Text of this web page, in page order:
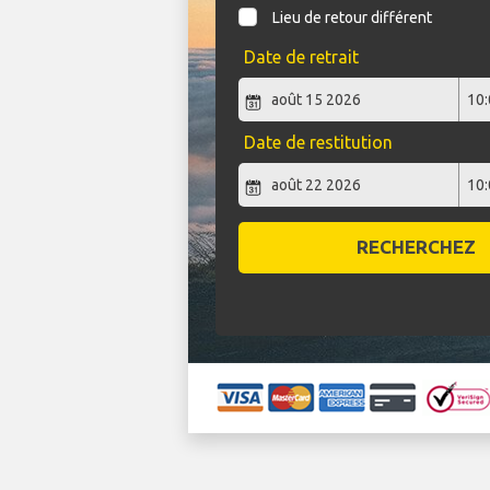
Lieu de retour différent
Date de retrait
Date de restitution
RECHERCHEZ